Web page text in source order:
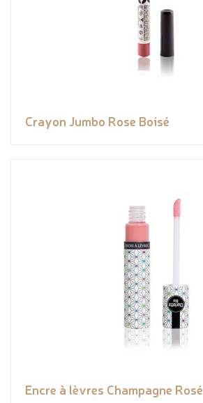
Crayon Jumbo Rose Boisé
Encre à lèvres Champagne Rosé